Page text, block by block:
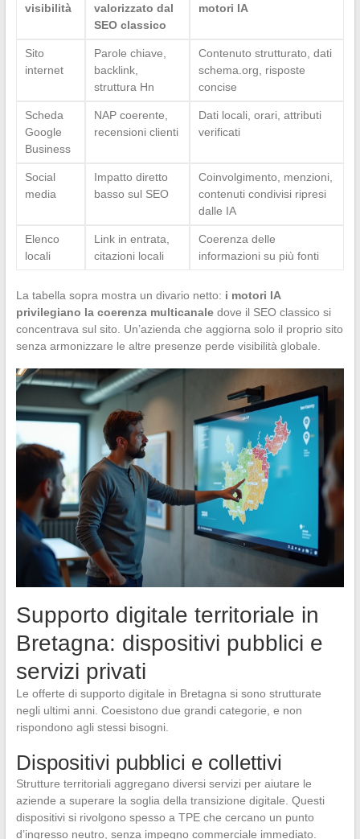
visibilità
valorizzato dal
SEO classico
motori IA
Sito
internet
Parole chiave,
backlink,
struttura Hn
Contenuto strutturato, dati
schema.org, risposte
concise
Scheda
Google
Business
NAP coerente,
recensioni clienti
Dati locali, orari, attributi
verificati
Social
media
Impatto diretto
basso sul SEO
Coinvolgimento, menzioni,
contenuti condivisi ripresi
dalle IA
Elenco
locali
Link in entrata,
citazioni locali
Coerenza delle
informazioni su più fonti
La tabella sopra mostra un divario netto: i motori IA
privilegiano la coerenza multicanaledove il SEO classico si
concentrava sul sito. Un’azienda che aggiorna solo il proprio sito
senza armonizzare le altre presenze perde visibilità globale.
Supporto digitale territoriale in
Bretagna: dispositivi pubblici e
servizi privati
Le offerte di supporto digitale in Bretagna si sono strutturate
negli ultimi anni. Coesistono due grandi categorie, e non
rispondono agli stessi bisogni.
Dispositivi pubblici e collettivi
Strutture territoriali aggregano diversi servizi per aiutare le
aziende a superare la soglia della transizione digitale. Questi
dispositivi si rivolgono spesso a TPE che cercano un punto
d’ingresso neutro, senza impegno commerciale immediato.